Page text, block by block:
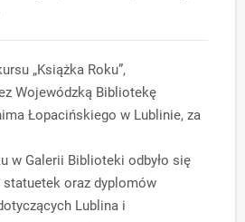
„Książka Roku”,
Wojewódzką Bibliotekę
Łopacińskiego w Lublinie, za
w Galerii Biblioteki odbyło się
oraz dyplomów
Lublina i